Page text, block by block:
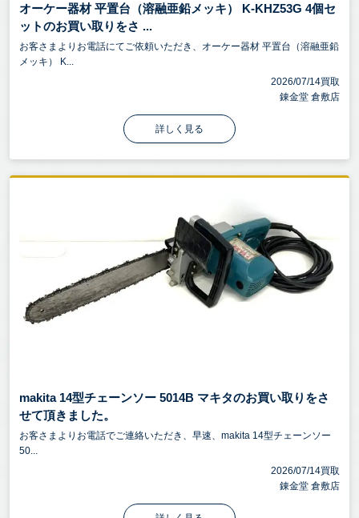
オーケー器材 平置台（溶融亜鉛メッキ） K-KHZ53G 4個セ
ットのお買い取りをさ ...
お客さまよりお電話にてご依頼いただき、オーケー器材 平置台（溶融亜鉛
メッキ） K...
2026/07/14買取
錬金堂 倉敷店
詳しく見る
makita 14型チェーンソー 5014B マキタのお買い取りをさ
せて頂きました。
お客さまよりお電話でご連絡いただき、早速、makita 14型チェーンソー
50...
2026/07/14買取
錬金堂 倉敷店